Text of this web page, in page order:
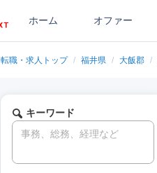
ホーム オファー
転職・求人トップ / 福井県 / 大飯郡 /
キーワード